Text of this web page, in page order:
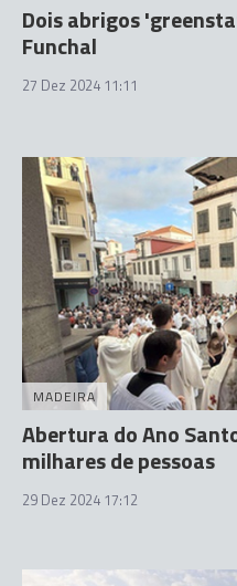
Dois abrigos
Funchal
27 Dez 2024 11:11
MADEIRA
Abertura do Ano
milhares de pessoas
29 Dez 2024 17:12